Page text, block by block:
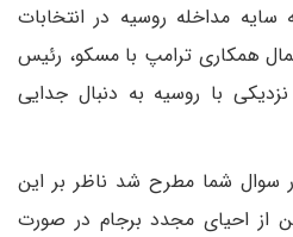
مداخله روسیه در انتخابات
همکاری ترامپ با مسکو، رئیس
با روسیه به دنبال جدایی
سوال شما مطرح شد ناظر بر این
از احیای مجدد برجام در صورت